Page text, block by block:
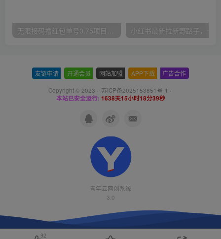
无限接码撸红包单号0.75项目无偿分享给你【揭秘】
友链申请 开通会员 网站加盟 APP下载 广告合作
Copyright © 2023 · 苏ICP备2025153851号-1 ·
本站已安全运行: 1638天15小时18分40秒
青年云网创系统
3.0
92